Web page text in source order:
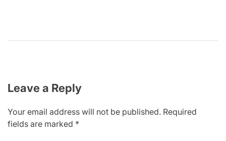
Leave a Reply
Your email address will not be published. Required
fields are marked *